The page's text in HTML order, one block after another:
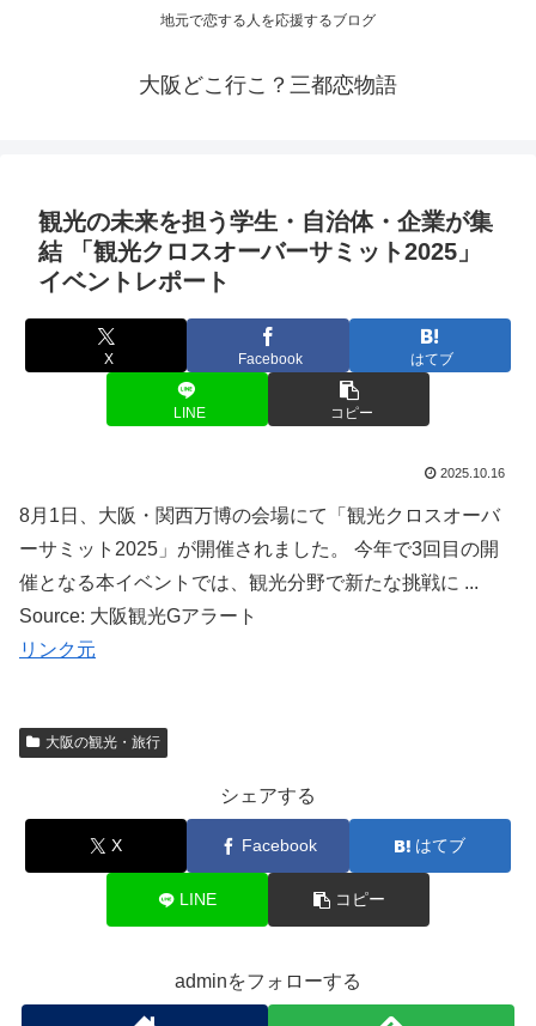
地元で恋する人を応援するブログ
大阪どこ行こ？三都恋物語
観光の未来を担う学生・自治体・企業が集
結 「 観光クロスオーバーサミット2025」
イベントレポート
X Facebook はてブ
LINE コピー
2025.10.16
8月1日、大阪・関西万博の会場にて「観光クロスオーバ
ーサミット2025」が開催されました。 今年で3回目の開
催となる本イベントでは、観光分野で新たな挑戦に ...
Source: 大阪観光Gアラート
リンク元
大阪の観光・旅行
シェアする
X Facebook はてブ
LINE コピー
adminをフォローする